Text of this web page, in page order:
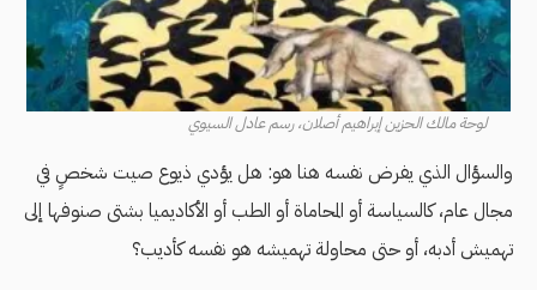
لوحة مالك الحزين إبراهيم أصلان، رسم عادل السيوي
والسؤال الذي يفرض نفسه هنا هو: هل يؤدي ذيوع صيت شخصٍ في
مجال عام، كالسياسة أو المحاماة أو الطب أو الأكاديميا بشتى صنوفها إلى
تهميش أدبه، أو حتى محاولة تهميشه هو نفسه كأديب؟